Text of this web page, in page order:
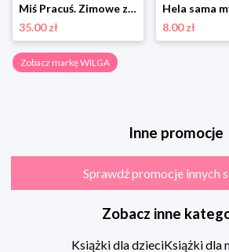
Miś Pracuś. Zimowe zabawy Wilga
35.00 zł
8.00 zł
Zobacz markę WILGA
Inne promocje
Sprawdź promocje innych
Zobacz inne
Książki dla dzieciKsiążki dla